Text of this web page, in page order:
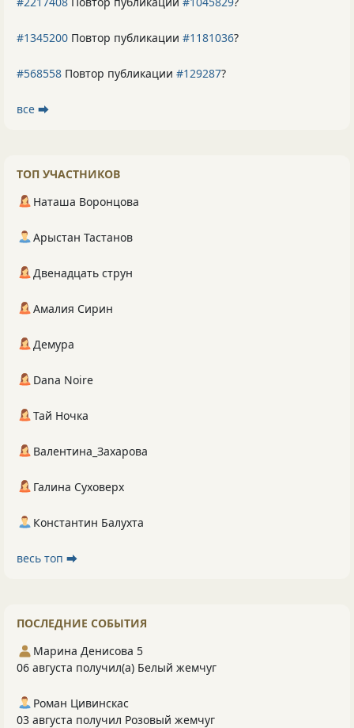
#1345200 Повтор публикации #1181036?
#568558 Повтор публикации #129287?
все ⮕
ТОП УЧАСТНИКОВ
Наташа Воронцова
Арыстан Тастанов
Двенадцать струн
Амалия Сирин
Демура
Dana Noire
Тай Ночка
Валентина_Захарова
Галина Суховерх
Константин Балухта
весь топ ⮕
ПОСЛЕДНИЕ СОБЫТИЯ
Марина Денисова 5
06 августа получил(а) Белый жемчуг
Роман Цивинскас
03 августа получил Розовый жемчуг